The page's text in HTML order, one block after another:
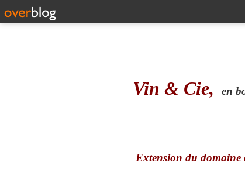
Vin & Cie, en
Extension du domaine